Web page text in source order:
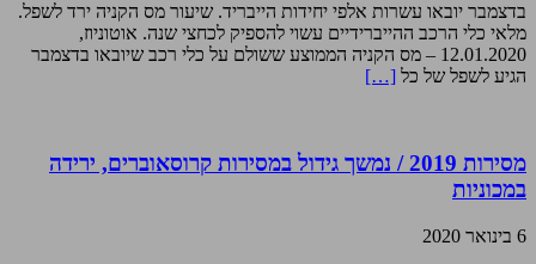
בדצמבר יובאו עשרות אלפי יחידות הייבריד. שיעור מס הקניה ירד לשפל.
מלאי כלי הרכב ההייברידיים עשוי להספיק לכחצי שנה. אוטוניוז,
12.01.2020 – מס הקניה הממוצע ששולם על כלי רכב שיובאו בדצמבר
הגיע לשפל של כל […]
מסירות 2019 / נמשך גידול במסירות קרוסאוברים, ירידה
במכוניות
6 בינואר 2020